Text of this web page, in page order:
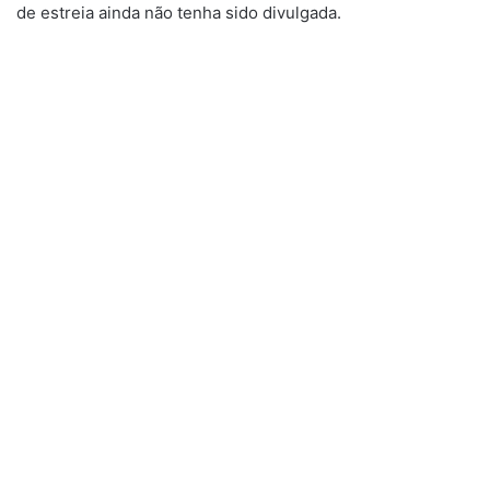
de estreia ainda não tenha sido divulgada.